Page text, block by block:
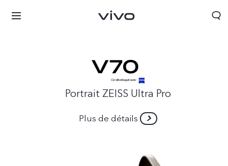
Portrait ZEISS Ultra Pro
Plus de détails